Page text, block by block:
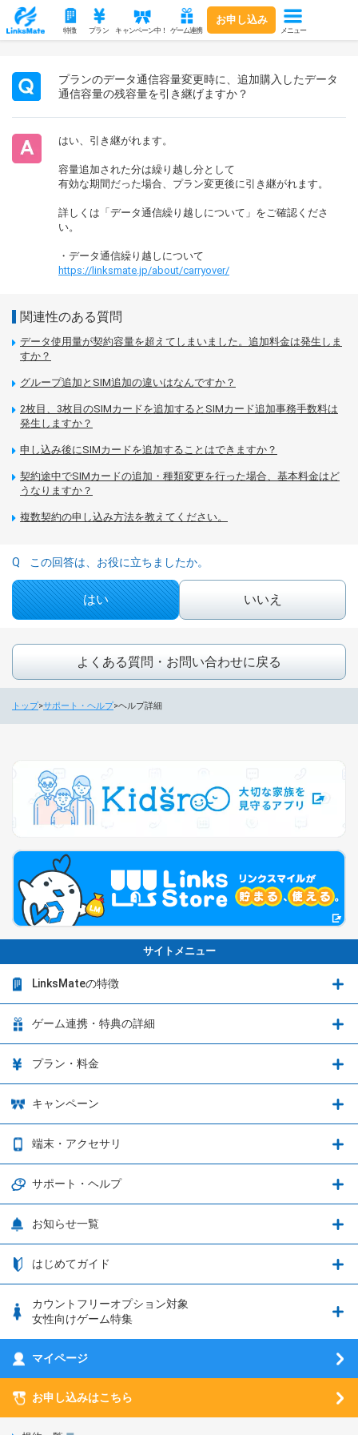
特徴 プラン キャンペーン中！ ゲーム連携
お申し込み
メニュー
プランのデータ通信容量変更時に、追加購入したデータ
通信容量の残容量を引き継げますか？
はい、引き継がれます。
容量追加された分は繰り越し分として
有効な期間だった場合、プラン変更後に引き継がれます。
詳しくは「データ通信繰り越しについて」をご確認くださ
い。
・データ通信繰り越しについて
https://linksmate.jp/about/carryover/
関連性のある質問
データ使用量が契約容量を超えてしまいました。追加料金は発生しま
すか？
グループ追加とSIM追加の違いはなんですか？
2枚目、3枚目のSIMカードを追加するとSIMカード追加事務手数料は
発生しますか？
申し込み後にSIMカードを追加することはできますか？
契約途中でSIMカードの追加・種類変更を行った場合、基本料金はど
うなりますか？
複数契約の申し込み方法を教えてください。
この回答は、お役に立ちましたか。
はい いいえ
よくある質問・お問い合わせに戻る
トップ サポート・ヘルプ ヘルプ詳細
サイトメニュー
LinksMateの特徴
LinksMateの特徴
音声通話料金がもっとオトクに
データ通信容量繰り越し
通信エリアと通信速度状況
つながる端末保証
フィルタリングアプリ
5G回線オプションについて
LINE年齢認証について
ゲーム連携・特典の詳細
ゲーム連携・特典の詳細
ブレイブソード×ブレイズソウル
ウマ娘 プリティーダービー
プリンセスコネクト！Re:Dive
釣り★スタ
ウマスクについて
プラン・料金
プラン・料金
3種類のSIMタイプ
日割り計算
キャンペーン
お得なキャンペーン実施中！
OPPO端末購入キャンペーン第5弾
端末・アクセサリ
端末・アクセサリ
iPhone利用について
動作確認済み端末一覧
サポート・ヘルプ
サポート・ヘルプ
nanoSIM･microSIM･通常SIMの初期設定方法
eSIMの初期設定方法
MVNOのギモンを解消！
お知らせ一覧
お知らせ一覧
はじめてガイド
はじめてガイド
SIMサービスについて
SIMロック解除ガイド
カウントフリーオプション対象
女性向けゲーム特集
刀剣乱舞-ONLINE- Pocket
あんさんぶるスターズ！！Music
マイページ
お申し込みはこちら